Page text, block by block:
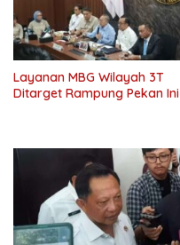
seleksi
setneg
Layanan MBG Wilayah 3T
Ditarget Rampung Pekan Ini